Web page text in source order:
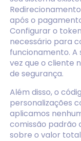
após o
Configurar o
necessário para
funcionamento. A
vez que o cliente
de segurança.
Além disso, o
personalizações
aplicamos
comissão padrão
sobre o valor